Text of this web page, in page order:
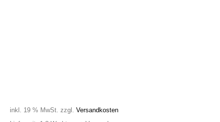
inkl. 19 % MwSt. zzgl.Versandkosten